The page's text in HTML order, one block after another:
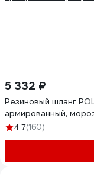
5 332 ₽
Резиновый шланг
армированный,
4.7(160)